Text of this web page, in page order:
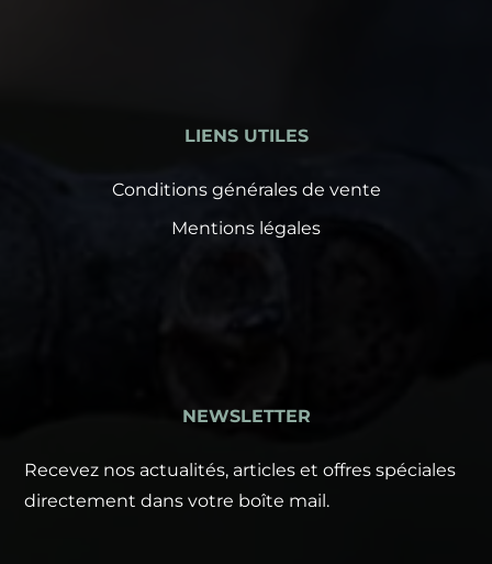
LIENS UTILES
Conditions générales de vente
Mentions légales
NEWSLETTER
Recevez nos actualités, articles et offres spéciales
directement dans votre boîte mail.